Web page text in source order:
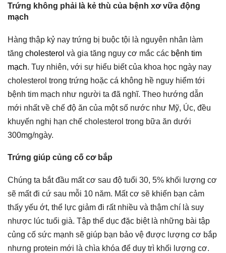
Trứng không phải là kẻ thù của bệnh xơ vữa động
mạch
Hàng thập kỷ nay trứng bị buộc tội là nguyên nhân làm
tăng cholesterol và gia tăng nguy cơ mắc các bệnh tim
mạch. Tuy nhiên, với sự hiểu biết của khoa học ngày nay
cholesterol trong trứng hoặc cá không hề nguy hiểm tới
bệnh tim mạch như người ta đã nghĩ. Theo hướng dẫn
mới nhất về chế độ ăn của một số nước như Mỹ, Úc, đều
khuyến nghị hạn chế cholesterol trong bữa ăn dưới
300mg/ngày.
Trứng giúp củng cố cơ bắp
Chúng ta bắt đầu mất cơ sau độ tuổi 30, 5% khối lượng cơ
sẽ mất đi cứ sau mỗi 10 năm. Mất cơ sẽ khiến bạn cảm
thấy yếu ớt, thể lực giảm đi rất nhiều và thậm chí là suy
nhược lúc tuổi già. Tập thể dục đặc biệt là những bài tập
củng cố sức mạnh sẽ giúp bạn bảo vệ được lượng cơ bắp
nhưng protein mới là chìa khóa để duy trì khối lượng cơ.